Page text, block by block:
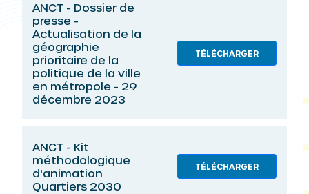
ANCT - Dossier de
presse -
Actualisation de la
géographie
prioritaire de la
politique de la ville
en métropole - 29
décembre 2023
TÉLÉCHARGER
ANCT - Kit
méthodologique
d'animation
Quartiers 2030
TÉLÉCHARGER